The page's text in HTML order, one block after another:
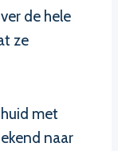
de hele
ze
met
naar